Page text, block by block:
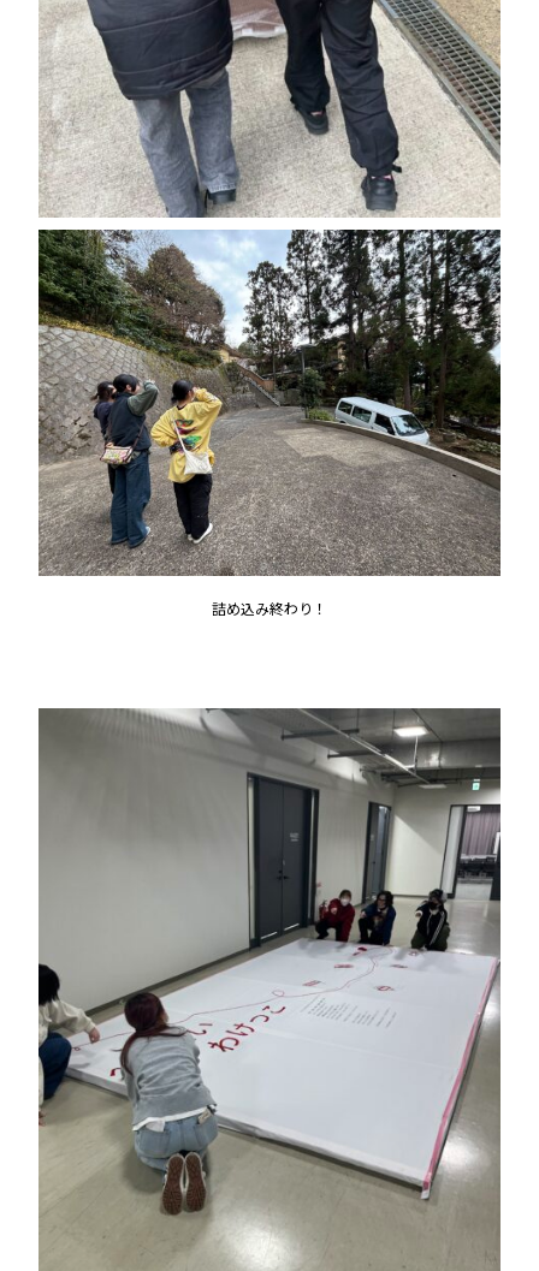
詰め込み終わり！